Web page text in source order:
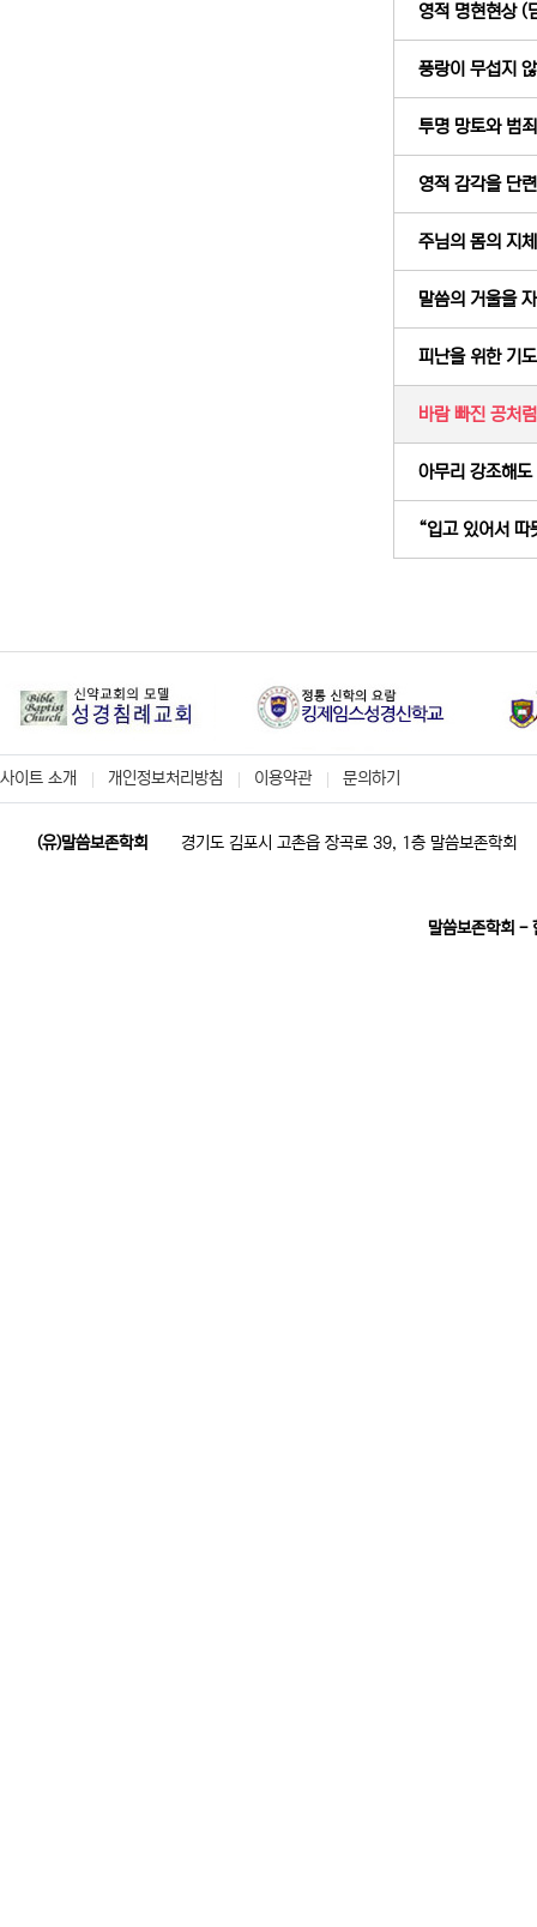
영적 명현현상
풍랑이 무섭지
투명 망토와 범
영적 감각을 단
주님의 몸의 지
말씀의 거울을
피난을 위한 기
바람 빠진 공처
아무리 강조해
“입고 있어서
사이트 소개 개인정보처리방침 이용약관 문의하기
(유)말씀보존학회 경기도 김포시 고촌읍 장곡로 39, 1층 말씀보존학회
말씀보존학회 -